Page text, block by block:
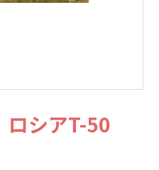
シアT-50